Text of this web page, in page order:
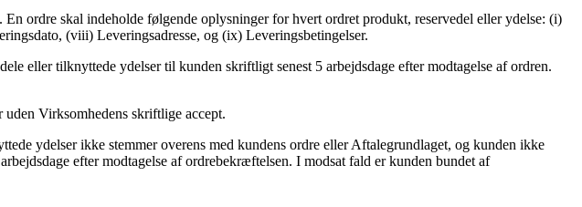
ordre skal indeholde følgende oplysninger for hvert ordret produkt, reservedel eller ydelse: (i)
(viii) Leveringsadresse, og (ix) Leveringsbetingelser.
eller tilknyttede ydelser til kunden skriftligt senest 5 arbejdsdage efter modtagelse af ordren.
Virksomhedens skriftlige accept.
ydelser ikke stemmer overens med kundens ordre eller Aftalegrundlaget, og kunden ikke
efter modtagelse af ordrebekræftelsen. I modsat fald er kunden bundet af